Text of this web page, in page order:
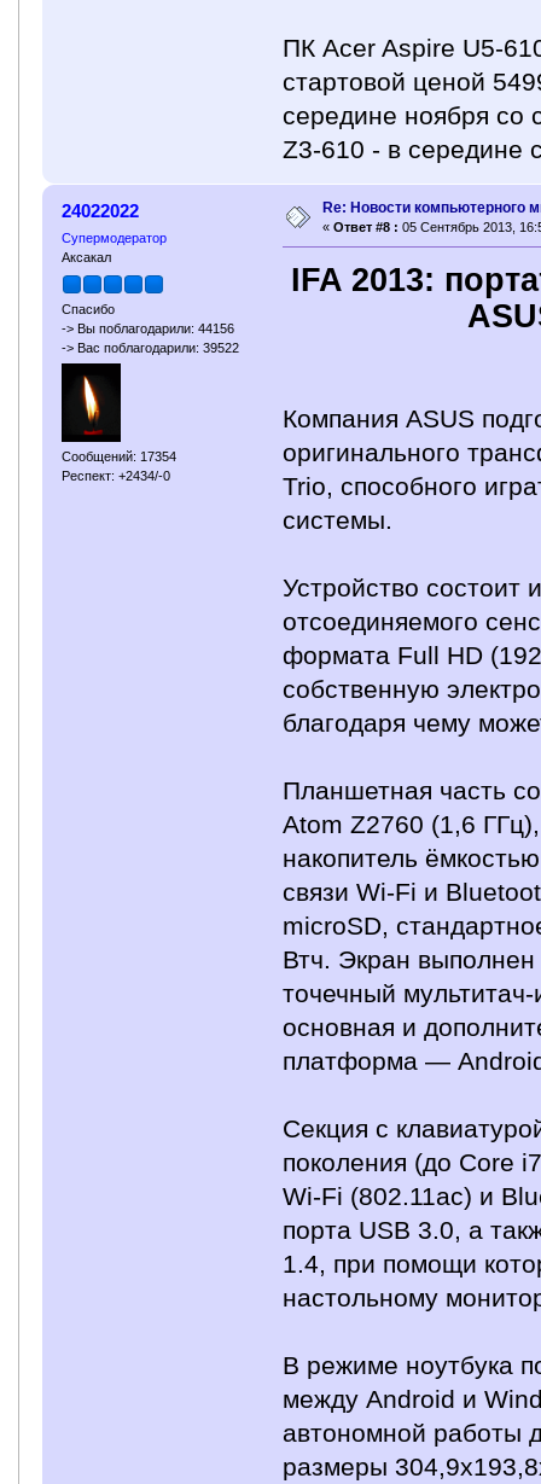
ПК Acer Aspire U5-
стартовой ценой
середине ноября со
Z3-610 - в середине
24022022
Супермодератор
Аксакал
Спасибо
-> Вы поблагодарили: 44156
-> Вас поблагодарили: 39522
Сообщений: 17354
Респект: +2434/-0
Re: Новости компьютерного
« Ответ #8 : 05 Сентябрь 2013,
IFA 2013:
Компания ASUS
оригинального
Trio, способного
системы.
Устройство состоит
отсоединяемого
формата Full HD
собственную
благодаря чему
Планшетная часть
Atom Z2760 (1,6
накопитель
связи Wi-Fi и
microSD,
Втч. Экран
точечный
основная и
платформа —
Секция с
поколения (до Core
Wi-Fi (802.11ac) и
порта USB 3.0, а
1.4, при помощи
настольному
В режиме ноутбука
между Android и
автономной работы
размеры